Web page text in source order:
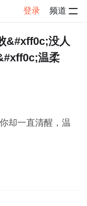
登录 频道
详情
&#xff0c;没人
温柔
却一直清醒，温